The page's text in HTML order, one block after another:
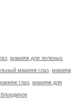
макияж для зеленых
макияж глаз макияж
глаз макияж для